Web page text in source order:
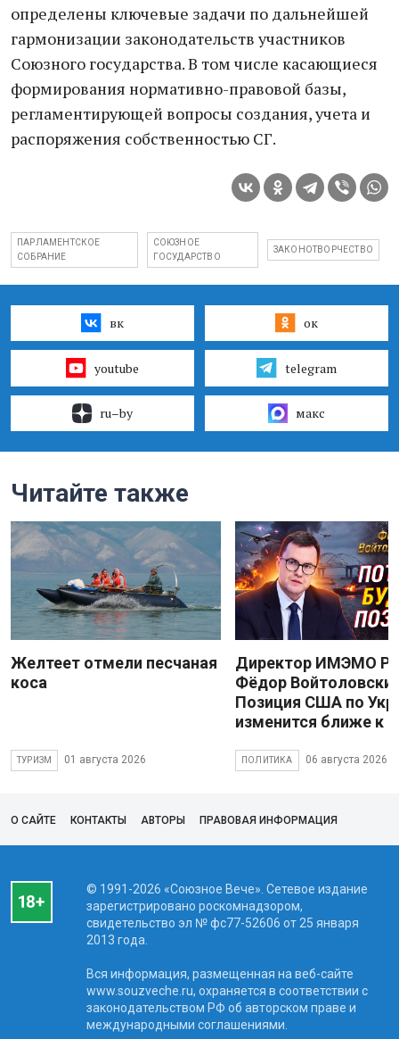
определены ключевые задачи по дальнейшей
гармонизации законодательств участников
Союзного государства. В том числе касающиеся
формирования нормативно-правовой базы,
регламентирующей вопросы создания, учета и
распоряжения собственностью СГ.
ПАРЛАМЕНТСКОЕ
СОБРАНИЕ
СОЮЗНОЕ
ГОСУДАРСТВО
ЗАКОНОТВОРЧЕСТВО
вк ок
youtube telegram
ru–by макс
Читайте также
Желтеет отмели песчаная
коса
ТУРИЗМ 01 августа 2026
Директор ИМЭМО
Фёдор
Позиция США по
изменится ближе к
ПОЛИТИКА 06 августа 2026
О САЙТЕ КОНТАКТЫ АВТОРЫ ПРАВОВАЯ ИНФОРМАЦИЯ
© 1991-2026 «Союзное Вече». Сетевое издание
зарегистрировано роскомнадзором,
свидетельство эл № фc77-52606 от 25 января
2013 года.
Вся информация, размещенная на веб-сайте
www.souzveche.ru, охраняется в соответствии с
законодательством РФ об авторском праве и
международными соглашениями.